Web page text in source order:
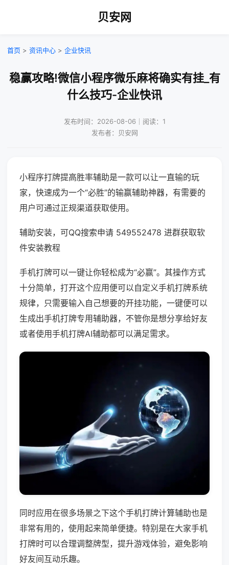
贝安网
首页 > 资讯中心 > 企业快讯
稳赢攻略!微信小程序微乐麻将确实有挂_有
什么技巧-企业快讯
发布时间：2026-08-06｜阅读：1
发布者：贝安网
小程序打牌提高胜率辅助是一款可以让一直输的玩
家，快速成为一个“必胜”的输赢辅助神器，有需要的
用户可通过正规渠道获取使用。
辅助安装，可QQ搜索申请 549552478 进群获取软
件安装教程
手机打牌可以一键让你轻松成为“必赢”。其操作方式
十分简单，打开这个应用便可以自定义手机打牌系统
规律，只需要输入自己想要的开挂功能，一键便可以
生成出手机打牌专用辅助器，不管你是想分享给好友
或者使用手机打牌AI辅助都可以满足需求。
同时应用在很多场景之下这个手机打牌计算辅助也是
非常有用的，使用起来简单便捷。特别是在大家手机
打牌时可以合理调整牌型，提升游戏体验，避免影响
好友间互动乐趣。